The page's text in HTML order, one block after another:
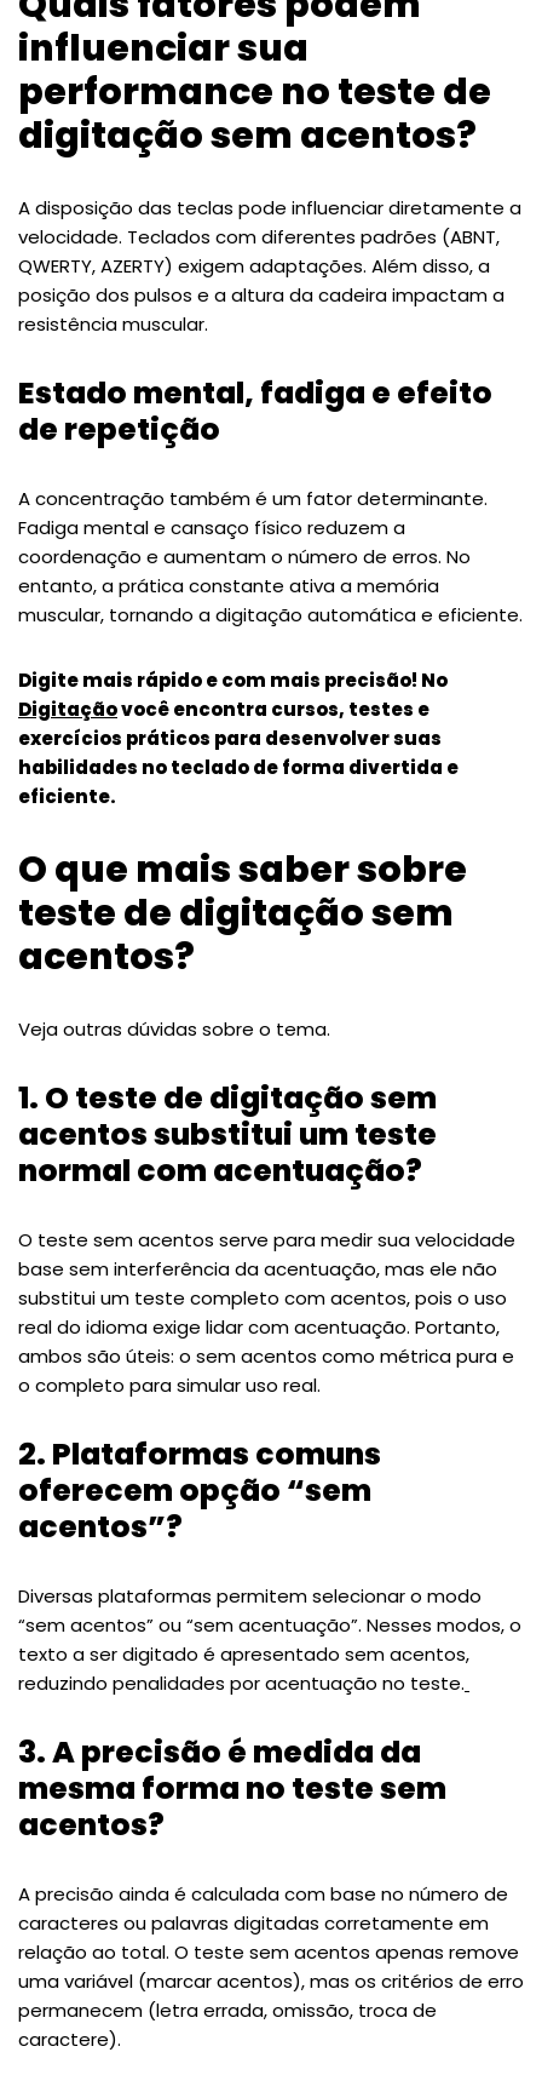
influenciar sua
performance no teste de
digitação sem acentos?
A disposição das teclas pode influenciar diretamente a
velocidade. Teclados com diferentes padrões (ABNT,
QWERTY, AZERTY) exigem adaptações. Além disso, a
posição dos pulsos e a altura da cadeira impactam a
resistência muscular.
Estado mental, fadiga e efeito
de repetição
A concentração também é um fator determinante.
Fadiga mental e cansaço físico reduzem a
coordenação e aumentam o número de erros. No
entanto, a prática constante ativa a memória
muscular, tornando a digitação automática e eficiente.
Digite mais rápido e com mais precisão! No
Digitaçãovocê encontra cursos, testes e
exercícios práticos para desenvolver suas
habilidades no teclado de forma divertida e
eficiente.
O que mais saber sobre
teste de digitação sem
acentos?
Veja outras dúvidas sobre o tema.
1. O teste de digitação sem
acentos substitui um teste
normal com acentuação?
O teste sem acentos serve para medir sua velocidade
base sem interferência da acentuação, mas ele não
substitui um teste completo com acentos, pois o uso
real do idioma exige lidar com acentuação. Portanto,
ambos são úteis: o sem acentos como métrica pura e
o completo para simular uso real.
2. Plataformas comuns
oferecem opção “sem
acentos”?
Diversas plataformas permitem selecionar o modo
“sem acentos” ou “sem acentuação”. Nesses modos, o
texto a ser digitado é apresentado sem acentos,
reduzindo penalidades por acentuação no teste.
3. A precisão é medida da
mesma forma no teste sem
acentos?
A precisão ainda é calculada com base no número de
caracteres ou palavras digitadas corretamente em
relação ao total. O teste sem acentos apenas remove
uma variável (marcar acentos), mas os critérios de erro
permanecem (letra errada, omissão, troca de
caractere).